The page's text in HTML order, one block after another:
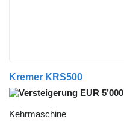
Kremer KRS500
EUR 5’000
Kehrmaschine